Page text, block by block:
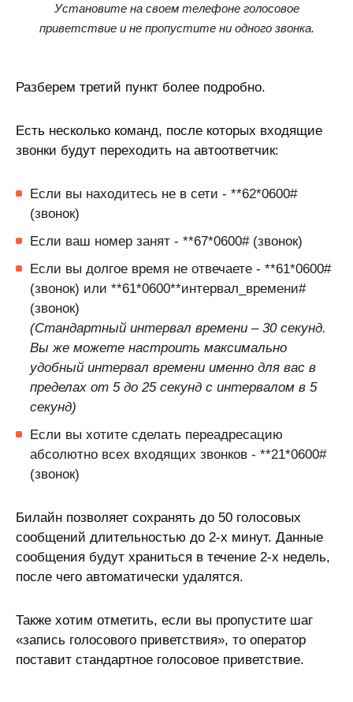
Установите на своем телефоне голосовое
приветствие и не пропустите ни одного звонка.
Разберем третий пункт более подробно.
Есть несколько команд, после которых входящие
звонки будут переходить на автоответчик:
Если вы находитесь не в сети - **62*0600#
(звонок)
Если ваш номер занят - **67*0600# (звонок)
Если вы долгое время не отвечаете - **61*0600#
(звонок) или **61*0600**интервал_времени#
(звонок)
(Стандартный интервал времени – 30 секунд.
Вы же можете настроить максимально
удобный интервал времени именно для вас в
пределах от 5 до 25 секунд с интервалом в 5
секунд)
Если вы хотите сделать переадресацию
абсолютно всех входящих звонков - **21*0600#
(звонок)
Билайн позволяет сохранять до 50 голосовых
сообщений длительностью до 2-х минут. Данные
сообщения будут храниться в течение 2-х недель,
после чего автоматически удалятся.
Также хотим отметить, если вы пропустите шаг
«запись голосового приветствия», то оператор
поставит стандартное голосовое приветствие.